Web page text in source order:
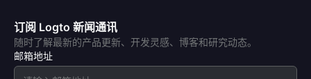
订阅 Logto 新闻通讯
随时了解最新的产品更新、开发灵感、博客和研究动态。
邮箱地址